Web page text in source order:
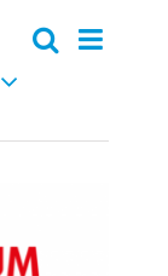
und
Liste